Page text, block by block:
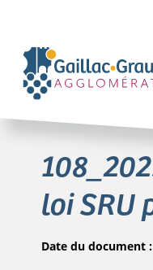
loi SRU
Date du document :